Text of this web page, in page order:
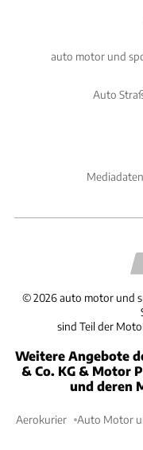
auto motor und
Auto
©2026 auto motor und
sind Teil der
Weitere Angebote
& Co. KG & Motor
und deren
Aerokurier Auto Motor